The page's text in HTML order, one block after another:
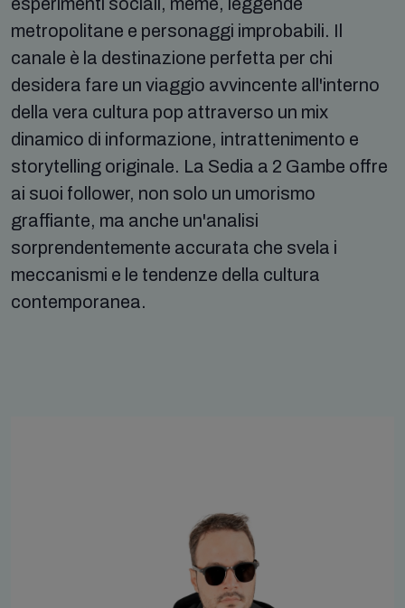
metropolitane e personaggi improbabili. Il
canale è la destinazione perfetta per chi
desidera fare un viaggio avvincente all'interno
della vera cultura pop attraverso un mix
dinamico di informazione, intrattenimento e
storytelling originale. La Sedia a 2 Gambe offre
ai suoi follower, non solo un umorismo
graffiante, ma anche un'analisi
sorprendentemente accurata che svela i
meccanismi e le tendenze della cultura
contemporanea.